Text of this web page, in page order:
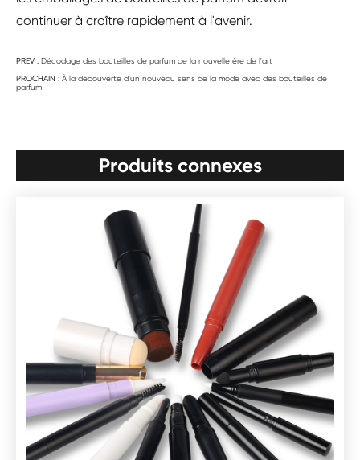
continuer à croître rapidement à l'avenir.
PREV : Décodage des bouteilles de parfum de la nouvelle ère de l'art
PROCHAIN : À la découverte d'un nouveau sens de la mode avec des bouteilles de
parfum
Produits connexes